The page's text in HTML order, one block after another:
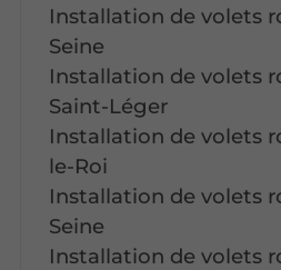
Installation de volets
Seine
Installation de volets
Saint-Léger
Installation de volets
le-Roi
Installation de volets
Seine
Installation de volets